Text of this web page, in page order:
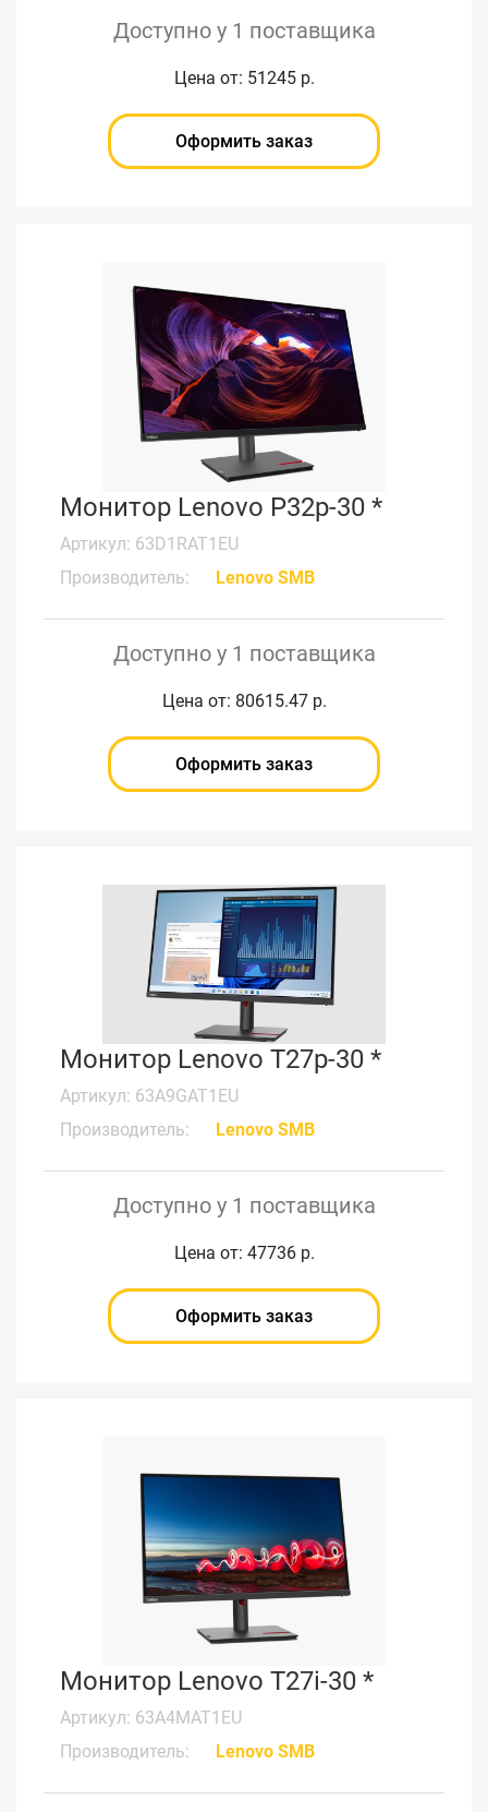
Доступно у 1 поставщика
Цена от: 51245 р.
Оформить заказ
Монитор Lenovo P32p-30 *
Артикул: 63D1RAT1EU
Производитель:
Lenovo SMB
Доступно у 1 поставщика
Цена от: 80615.47 р.
Оформить заказ
Монитор Lenovo T27p-30 *
Артикул: 63A9GAT1EU
Производитель:
Lenovo SMB
Доступно у 1 поставщика
Цена от: 47736 р.
Оформить заказ
Монитор Lenovo T27i-30 *
Артикул: 63A4MAT1EU
Производитель:
Lenovo SMB